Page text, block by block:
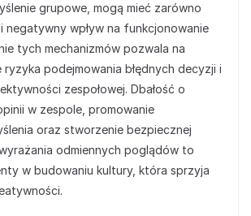
grupowe, mogą mieć zarówno
negatywny wpływ na funkcjonowanie
tych mechanizmów pozwala na
ryzyka podejmowania błędnych decyzji i
zespołowej. Dbałość o
w zespole, promowanie
oraz stworzenie bezpiecznej
odmiennych poglądów to
w budowaniu kultury, która sprzyja